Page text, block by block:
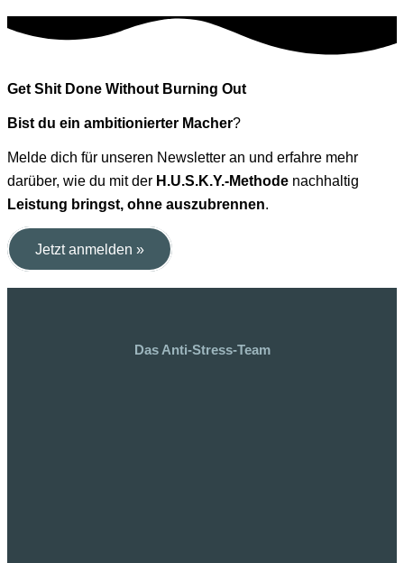
Get Shit Done Without Burning Out
Bist du ein ambitionierter Macher?
Melde dich für unseren Newsletter an und erfahre mehr
darüber, wie du mit der H.U.S.K.Y.-Methode nachhaltig
Leistung bringst, ohne auszubrennen.
Jetzt anmelden »
Das Anti-Stress-Team